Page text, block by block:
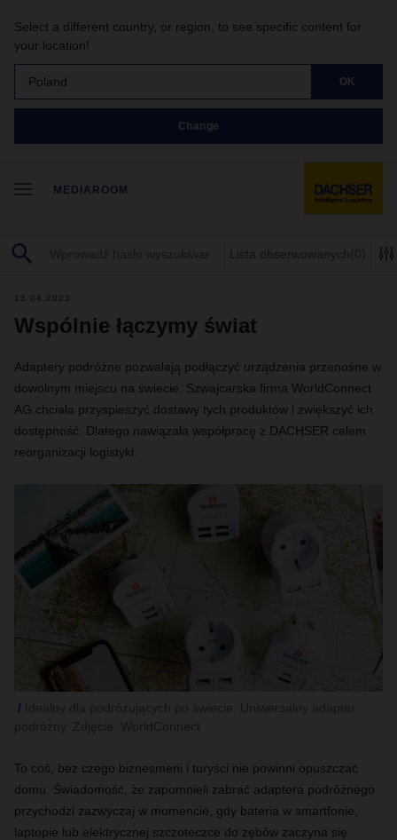
Select a different country, or region, to see specific content for
your location!
Poland OK
Change
MEDIAROOM
Lista obserwowanych (0)
13.04.2023
Wspólnie łączymy świat
Adaptery podróżne pozwalają podłączyć urządzenia przenośne w
dowolnym miejscu na świecie. Szwajcarska firma WorldConnect
AG chciała przyspieszyć dostawy tych produktów i zwiększyć ich
dostępność. Dlatego nawiązała współpracę z DACHSER celem
reorganizacji logistyki.
To coś, bez czego biznesmeni i turyści nie powinni opuszczać
domu. Świadomość, że zapomnieli zabrać adaptera podróżnego
przychodzi zazwyczaj w momencie, gdy bateria w smartfonie,
laptopie lub elektrycznej szczoteczce do zębów zaczyna się